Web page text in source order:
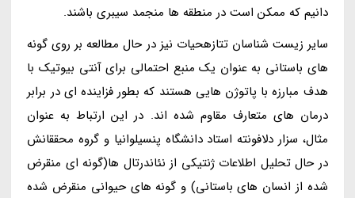
دانیم که ممکن است در منطقه ها منجمد سیبری باشند.
سایر زیست شناسان تتازهحیات نیز در حال مطالعه بر روی گونه
های باستانی به عنوان یک منبع احتمالی برای آنتی بیوتیک با
هدف مبارزه با پاتوژن هایی هستند که بطور فزاینده ای در برابر
درمان های متعارف مقاوم شده اند. در این ارتباط به عنوان
مثال، سزار دلافونته استاد دانشگاه پنسیلوانیا و گروه محققانش
در حال تحلیل اطلاعات ژنتیکی از نئاندرتال ها(گونه ای منقرض
شده از انسان های باستانی) و گونه های حیوانی منقرض شده